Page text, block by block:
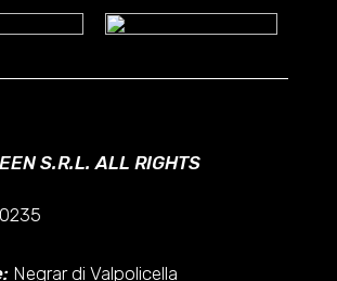
S.R.L. ALL RIGHTS
Negrar di Valpolicella